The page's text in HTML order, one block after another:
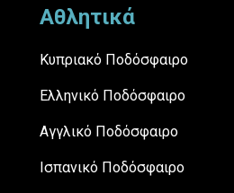
Αθλητικά
Κυπριακό Ποδόσφαιρο
Ελληνικό Ποδόσφαιρο
Αγγλικό Ποδόσφαιρο
Ισπανικό Ποδόσφαιρο